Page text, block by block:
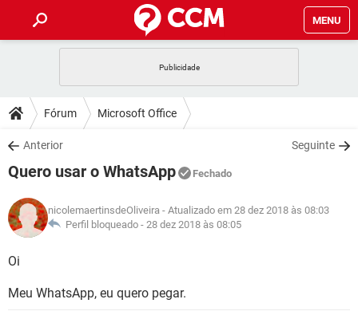
MENU
CELULAR
OUTLOOK
INSTAGRAM GMAIL
GUIA DE COMPRAS
DICAS
JOGOS
INSTAGRAM GMAIL
GUIA DE COMPRAS
DOWNLOADS
JOGOS WHATSAPP
CELULAR
OUTLOOK EXCEL
INSTAGRAM
FÓRUM
JOGOS WHATSAPP
CELULAR
OUTLOOK
INSTAGRAM
GLOSSÁRIO
JOGOS
Fórum Microsoft Office
Anterior Seguinte
Quero usar o WhatsApp Fechado
nicolemaertinsdeOliveira - Atualizado em 28 dez 2018 às 08:03
Perfil bloqueado - 28 dez 2018 às 08:05
Oi
Meu WhatsApp, eu quero pegar.